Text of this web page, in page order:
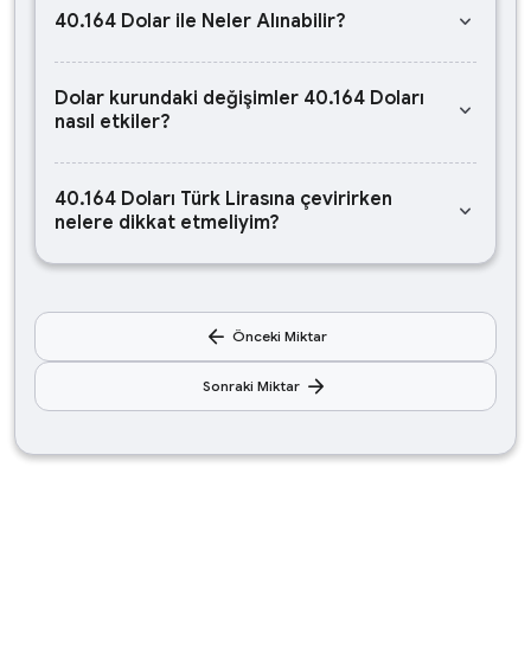
40.164 Dolar ile Neler Alınabilir? keyboard_arrow_down
Dolar kurundaki değişimler 40.164 Doları
nasıl etkiler?
keyboard_arrow_down
40.164 Doları Türk Lirasına çevirirken
nelere dikkat etmeliyim?
keyboard_arrow_down
arrow_back Önceki Miktar
Sonraki Miktar arrow_forward